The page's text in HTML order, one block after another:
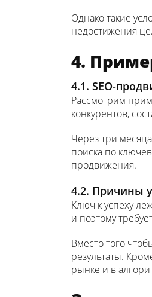
Однако такие
недостижения
4.
4.1. SEO-
Рассмотрим
конкурентов,
Через три
поиска по
продвижения.
4.2. Причины
Ключ к успеху
и поэтому
Вместо того
результаты.
рынке и в